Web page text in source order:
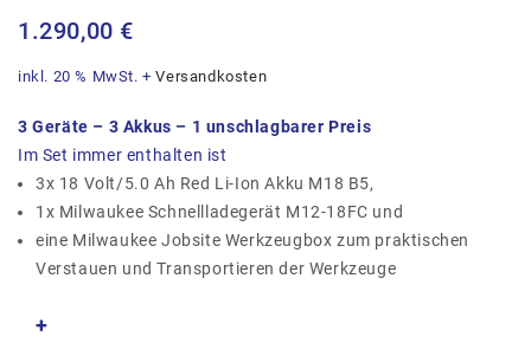
1.290,00 €
inkl. 20 % MwSt. +Versandkosten
3 Geräte – 3 Akkus – 1 unschlagbarer Preis
Im Set immer enthalten ist
3x 18 Volt/5.0 Ah Red Li-Ion Akku M18 B5,
1x Milwaukee Schnellladegerät M12-18FC und
eine Milwaukee Jobsite Werkzeugbox zum praktischen
Verstauen und Transportieren der Werkzeuge
+